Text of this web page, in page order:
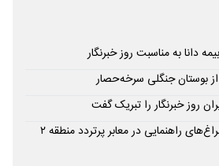
دانا به مناسبت روز خبرنگار
روز خبرنگار را تبریک گفت
نوسازی و رفع نقص چراغ‌های راهنمایی در معابر پرتردد منطقه ۲